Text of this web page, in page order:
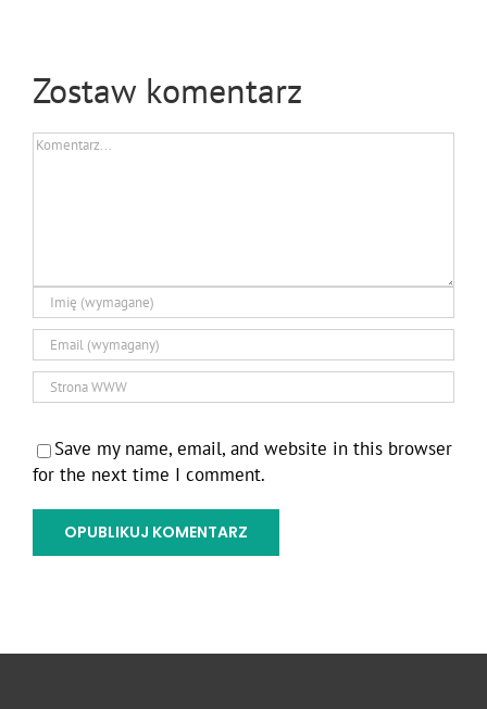
Zostaw komentarz
Comment
Save my name, email, and website in this browser
for the next time I comment.